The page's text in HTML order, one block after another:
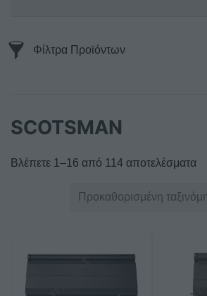
Φίλτρα Προϊόντων
SCOTSMAN
Βλέπετε 1–16 από 114 αποτελέσματα